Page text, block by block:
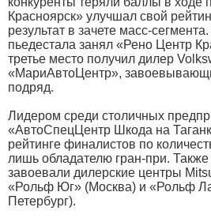
Красноярск» улучшал свой
результат в зачете масс-
пьедестала занял «Рено Центр
третье место получил дилер
«МариАвтоЦентр»,
подряд.
Лидером среди столичных
«АвтоСпецЦентр Шкода на
рейтинге финалистов по
лишь обладателю гран-при.
завоевали дилерские центры
«Рольф Юг» (Москва) и «Рольф
Петербург).